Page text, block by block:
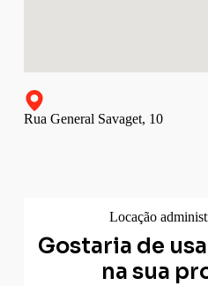
Rua General Savaget, 10
Locação
Gostaria de
na sua